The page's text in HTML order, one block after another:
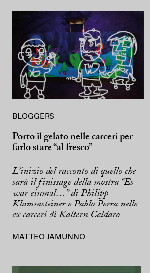
BLOGGERS
Porto il gelato nelle carceri per
farlo stare “al fresco”
L’inizio del racconto di quello che
sarà il finissage della mostra “Es
war einmal…” di Philipp
Klammsteiner e Pablo Perra nelle
ex carceri di Kaltern Caldaro
MATTEO JAMUNNO